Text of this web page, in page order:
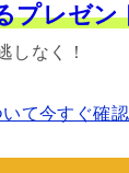
プレゼン
しなく！
て今すぐ確